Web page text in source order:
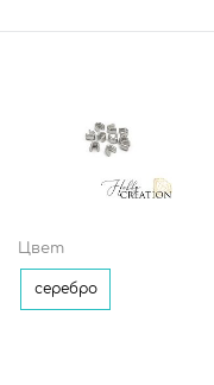
Цвет
серебро